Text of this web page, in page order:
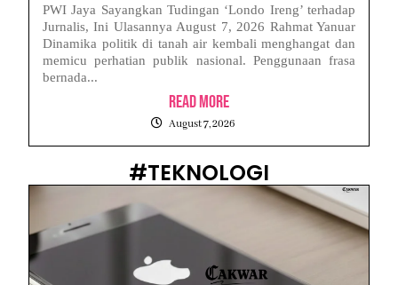
PWI Jaya Sayangkan Tudingan ‘Londo Ireng’ terhadap
Jurnalis, Ini Ulasannya August 7, 2026 Rahmat Yanuar
Dinamika politik di tanah air kembali menghangat dan
memicu perhatian publik nasional. Penggunaan frasa
bernada...
Read More
August 7, 2026
#TEKNOLOGI